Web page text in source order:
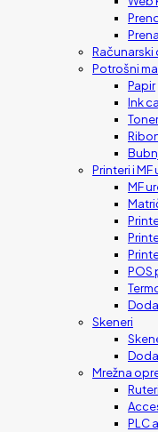
Računarski
Potrošni
Papir
Ink
Printeri i MF
MF
POS
Skeneri
Mrežna
Ruteri
PLC